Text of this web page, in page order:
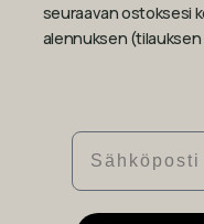
seuraavan ostoksesi
alennuksen (tilauksen
Sähköposti